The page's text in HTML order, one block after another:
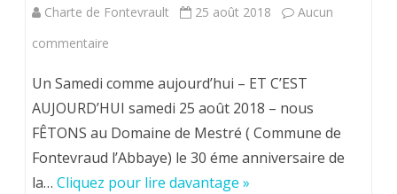
Charte de Fontevrault 25 août 2018
Aucun
commentaire
25
août
2018.
Un Samedi comme aujourd’hui – ET C’EST
AUJOURD’HUI samedi 25 août 2018 – nous
FÊTONS au Domaine de Mestré ( Commune de
Fontevraud l’Abbaye) le 30 éme anniversaire de
la… Cliquez pour lire davantage »